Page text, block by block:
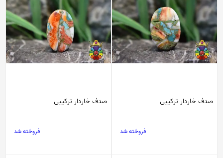
صدف خاردار ترکیبی
فروخته شد
صدف خاردار ترکیبی
فروخته شد